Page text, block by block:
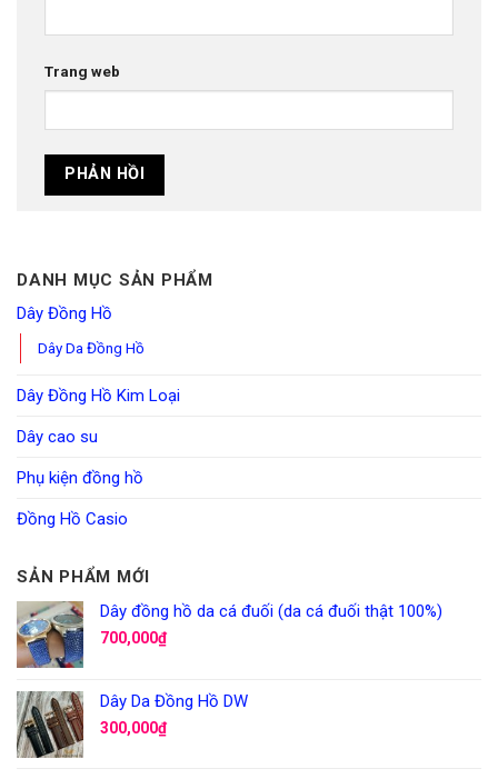
Trang web
DANH MỤC SẢN PHẨM
Dây Đồng Hồ
Dây Da Đồng Hồ
Dây Đồng Hồ Kim Loại
Dây cao su
Phụ kiện đồng hồ
Đồng Hồ Casio
SẢN PHẨM MỚI
Dây đồng hồ da cá đuối (da cá đuối thật 100%)
700,000₫
Dây Da Đồng Hồ DW
300,000₫